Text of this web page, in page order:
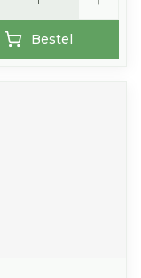
Bestel